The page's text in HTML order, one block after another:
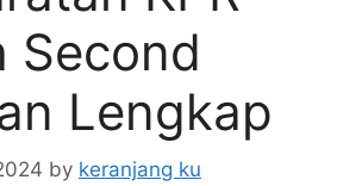
Second
Lengkap
by keranjang ku